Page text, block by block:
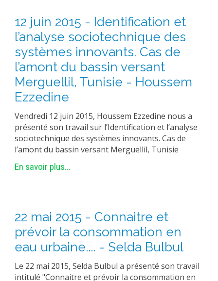
12 juin 2015 - Identification et
l’analyse sociotechnique des
systèmes innovants. Cas de
l’amont du bassin versant
Merguellil, Tunisie - Houssem
Ezzedine
Vendredi 12 juin 2015, Houssem Ezzedine nous a
présenté son travail sur l’Identification et l’analyse
sociotechnique des systèmes innovants. Cas de
l’amont du bassin versant Merguellil, Tunisie
En savoir plus...
22 mai 2015 - Connaitre et
prévoir la consommation en
eau urbaine.... - Selda Bulbul
Le 22 mai 2015, Selda Bulbul a présenté son travail
intitulé "Connaitre et prévoir la consommation en